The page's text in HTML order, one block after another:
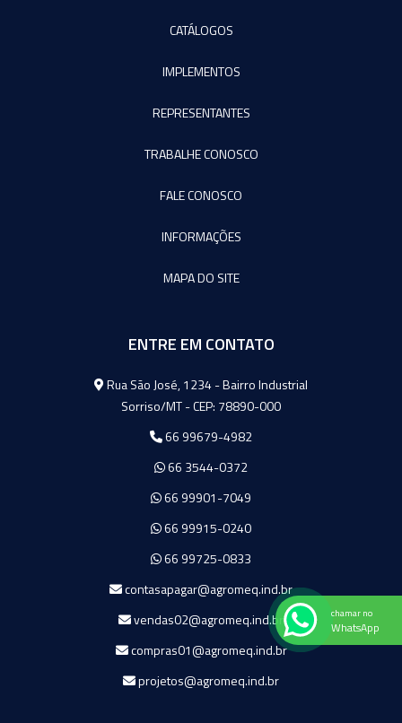
CATÁLOGOS
IMPLEMENTOS
REPRESENTANTES
TRABALHE CONOSCO
FALE CONOSCO
INFORMAÇÕES
MAPA DO SITE
ENTRE EM CONTATO
Agromeq
Rua São José, 1234 - Bairro Industrial
Sorriso/MT - CEP: 78890-000
66 99679-4982
66 3544-0372
66 99901-7049
66 99915-0240
66 99725-0833
contasapagar@agromeq.ind.br
vendas02@agromeq.ind.br
compras01@agromeq.ind.br
projetos@agromeq.ind.br
chamar no
WhatsApp